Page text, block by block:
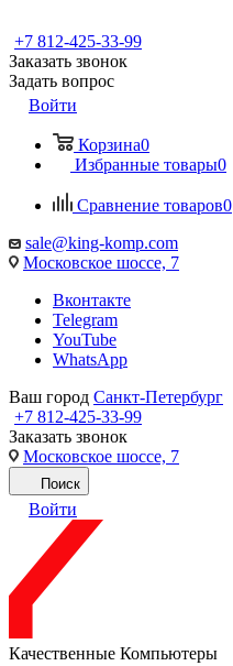
+7 812-425-33-99
Заказать звонок
Задать вопрос
Войти
Корзина0
Избранные товары0
Сравнение товаров0
sale@king-komp.com
Московское шоссе, 7
Вконтакте
Telegram
YouTube
WhatsApp
Ваш город Санкт-Петербург
+7 812-425-33-99
Заказать звонок
Московское шоссе, 7
Поиск
Войти
Качественные Компьютеры